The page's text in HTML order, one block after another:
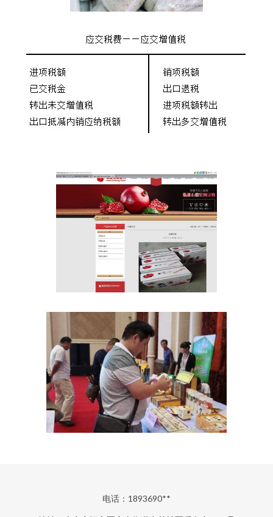
电话：1893690**